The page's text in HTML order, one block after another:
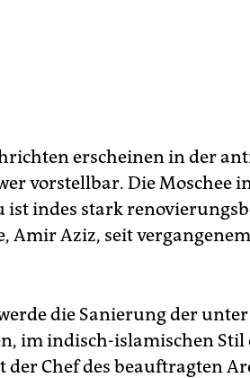
erscheinen in der
vorstellbar. Die Moschee
ist indes stark
Amir Aziz, seit
die Sanierung der unter
im indisch-islamischen
der Chef des beauftragten